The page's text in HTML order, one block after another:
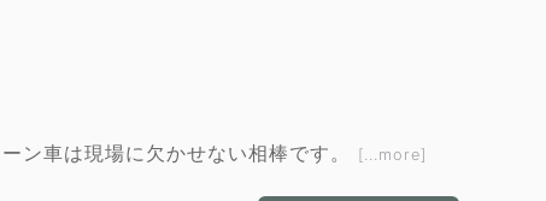
ン車は現場に欠かせない相棒です。 [...more]